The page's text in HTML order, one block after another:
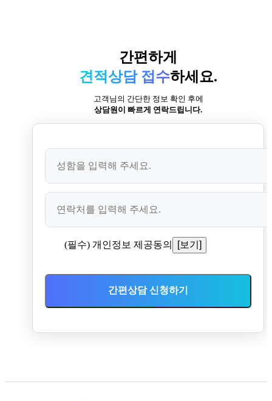
간편하게
견적상담 접수하세요.
고객님의 간단한 정보 확인 후에
상담원이 빠르게 연락드립니다.
(필수) 개인정보 제공동의 [보기]
간편상담 신청하기